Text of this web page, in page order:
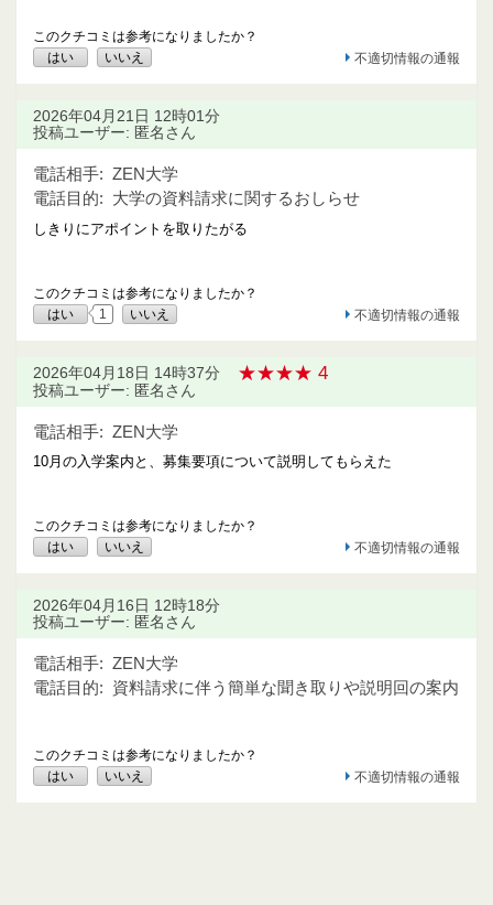
このクチコミは参考になりましたか？
はい
いいえ 不適切情報の通報
2026年04月21日 12時01分
投稿ユーザー: 匿名さん
電話相手: ZEN大学
電話目的: 大学の資料請求に関するおしらせ
しきりにアポイントを取りたがる
このクチコミは参考になりましたか？
はい
1 いいえ 不適切情報の通報
2026年04月18日 14時37分 ★★★★ 4
投稿ユーザー: 匿名さん
電話相手: ZEN大学
10月の入学案内と、募集要項について説明してもらえた
このクチコミは参考になりましたか？
はい
いいえ 不適切情報の通報
2026年04月16日 12時18分
投稿ユーザー: 匿名さん
電話相手: ZEN大学
電話目的: 資料請求に伴う簡単な聞き取りや説明回の案内
このクチコミは参考になりましたか？
はい
いいえ 不適切情報の通報